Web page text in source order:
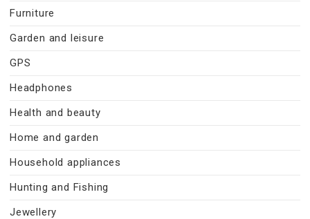
Furniture
Garden and leisure
GPS
Headphones
Health and beauty
Home and garden
Household appliances
Hunting and Fishing
Jewellery